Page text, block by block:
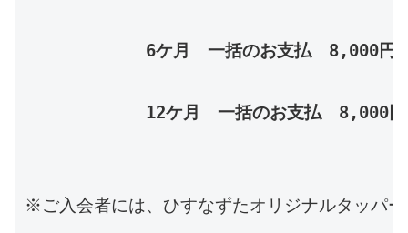
6ケ月　一括のお支払　8,000円×6
12ケ月　一括のお支払　8,000円
※ご入会者には、ひすなずたオリジナルタッパ